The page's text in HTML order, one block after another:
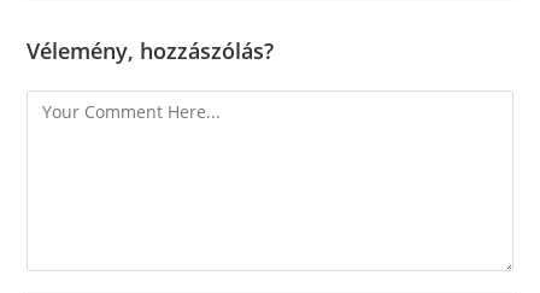
Vélemény, hozzászólás?